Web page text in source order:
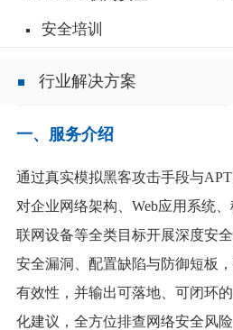
安全培训
行业解决方案
一、服务介绍
通过真实模拟黑客攻击手段与
对企业网络架构、Web应用系统
联网设备等全类目标开展深度安
安全漏洞、配置缺陷与防御短板
有效性，并输出可落地、可闭环
化建议，全方位排查网络安全风险